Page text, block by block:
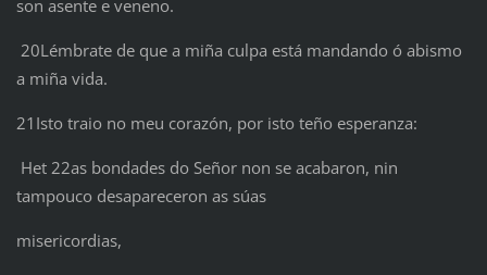
son asente e veneno.
20Lémbrate de que a miña culpa está mandando ó abismo
a miña vida.
21Isto traio no meu corazón, por isto teño esperanza:
Het 22as bondades do Señor non se acabaron, nin
tampouco desapareceron as súas
misericordias,